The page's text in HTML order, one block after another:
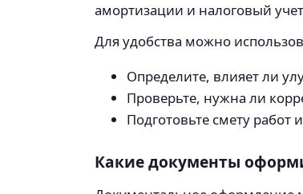
амортизации и налоговый
Для удобства можно
Определите, влияет ли
Проверьте, нужна ли
Подготовьте смету
Какие документы